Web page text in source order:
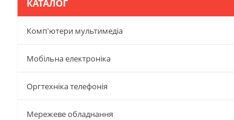
КАТАЛОГ
Комп'ютери мультимедіа
Мобільна електроніка
Оргтехніка телефонія
Мережеве обладнання